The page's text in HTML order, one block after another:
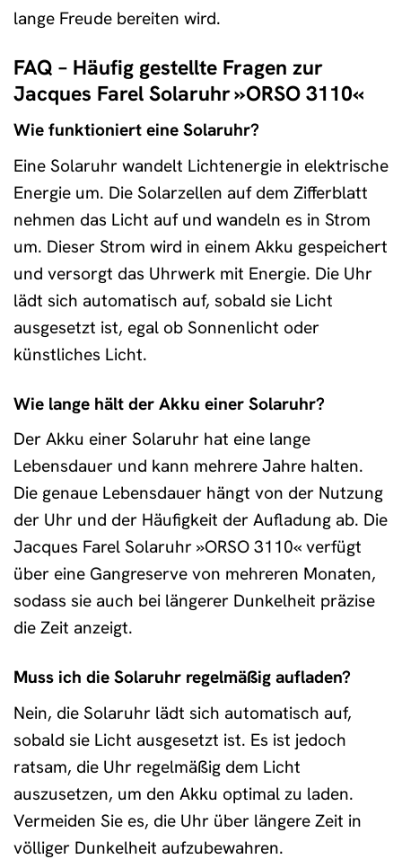
lange Freude bereiten wird.
FAQ – Häufig gestellte Fragen zur
Jacques Farel Solaruhr »ORSO 3110«
Wie funktioniert eine Solaruhr?
Eine Solaruhr wandelt Lichtenergie in elektrische
Energie um. Die Solarzellen auf dem Zifferblatt
nehmen das Licht auf und wandeln es in Strom
um. Dieser Strom wird in einem Akku gespeichert
und versorgt das Uhrwerk mit Energie. Die Uhr
lädt sich automatisch auf, sobald sie Licht
ausgesetzt ist, egal ob Sonnenlicht oder
künstliches Licht.
Wie lange hält der Akku einer Solaruhr?
Der Akku einer Solaruhr hat eine lange
Lebensdauer und kann mehrere Jahre halten.
Die genaue Lebensdauer hängt von der Nutzung
der Uhr und der Häufigkeit der Aufladung ab. Die
Jacques Farel Solaruhr »ORSO 3110« verfügt
über eine Gangreserve von mehreren Monaten,
sodass sie auch bei längerer Dunkelheit präzise
die Zeit anzeigt.
Muss ich die Solaruhr regelmäßig aufladen?
Nein, die Solaruhr lädt sich automatisch auf,
sobald sie Licht ausgesetzt ist. Es ist jedoch
ratsam, die Uhr regelmäßig dem Licht
auszusetzen, um den Akku optimal zu laden.
Vermeiden Sie es, die Uhr über längere Zeit in
völliger Dunkelheit aufzubewahren.